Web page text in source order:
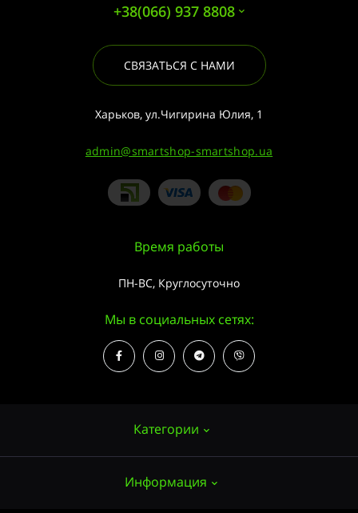
+38(066) 937 8808
СВЯЗАТЬСЯ С НАМИ
Харьков, ул.Чигирина Юлия, 1
admin@smartshop-smartshop.ua
Категории
Информация
Время работы
ПН-ВС, Круглосуточно
Мы в социальных сетях: